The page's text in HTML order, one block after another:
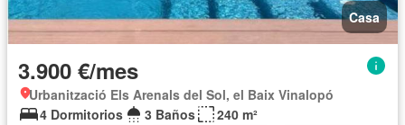
Casa
3.900 €/mes
Urbanització Els Arenals del Sol, el Baix Vinalopó
4 Dormitorios
3 Baños
240 m²